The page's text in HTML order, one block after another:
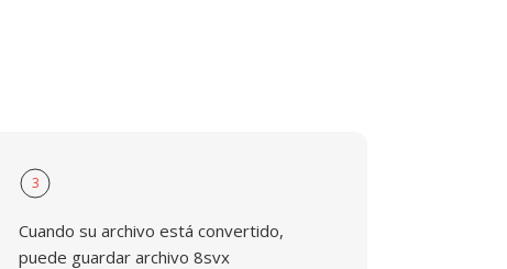
3
Cuando su archivo está convertido,
puede guardar archivo 8svx